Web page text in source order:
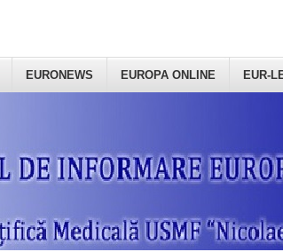
EURONEWS EUROPA ONLINE EUR-